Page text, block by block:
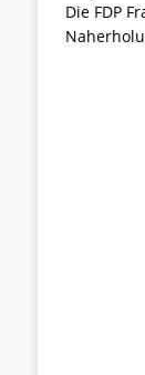
Die FDP